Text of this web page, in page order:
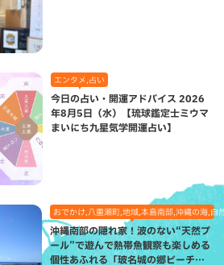
エンタメ,占い
今日の占い・開運アドバイス 2026
年8月5日（水）【琉球鑑定士ミウマ
まいにち九星気学開運占い】
おでかけ,八重瀬町,地域,本島南部,沖縄の海,自
沖縄南部の隠れ家！波のない“天然プ
ール”で遊んで熱帯魚観察も楽しめる
個性あふれる「玻名城の郷ビーチ」